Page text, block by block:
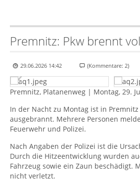
Premnitz: Pkw brennt
29.06.2026 14:42 (Kommentare: 2)
Premnitz, Platanenweg | Montag, 29.
In der Nacht zu Montag ist in
ausgebrannt. Mehrere Personen
Feuerwehr und Polizei.
Nach Angaben der Polizei ist die
Durch die Hitzeentwicklung wurden
Fahrzeug sowie ein Zaun beschädigt.
nicht verletzt.